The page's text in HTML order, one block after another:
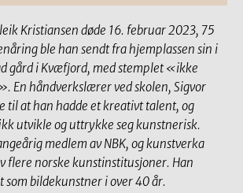
Kristiansen døde 16. februar 2023, 75
ble han sendt fra hjemplassen sin i
gård i Kvæfjord, med stemplet «ikke
En håndverkslærer ved skolen, Sigvor
til at han hadde et kreativt talent, og
utvikle og uttrykke seg kunstnerisk.
medlem av NBK, og kunstverka
flere norske kunstinstitusjoner. Han
som bildekunstner i over 40 år.